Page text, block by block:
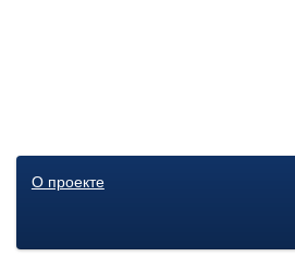
О проекте